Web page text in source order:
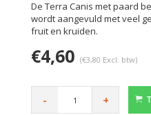
De Terra Canis met paard
wordt aangevuld met veel
fruit en kruiden.
€4,60 (€3,80 Excl. btw)
- +